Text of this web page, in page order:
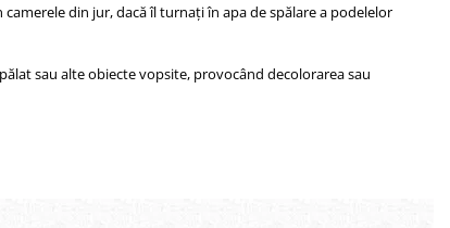
din jur, dacă îl turnați în apa de spălare a podelelor
sau alte obiecte vopsite, provocând decolorarea sau